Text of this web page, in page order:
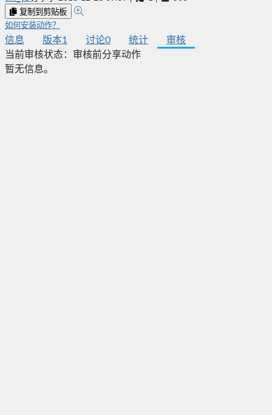
复制到剪贴板
如何安装动作？
信息 版本1 讨论0 统计
审核
当前审核状态： 审核前分享动作
暂无信息。